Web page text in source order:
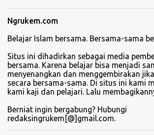
Ngrukem.com
Belajar Islam bersama. Bersama-sama
Situs ini dihadirkan sebagai media
bersama. Karena belajar bisa menjadi
menyenangkan dan menggembirakan
secara bersama-sama. Di situs ini kami
kami kaji dan pelajari. Lalu
Berniat ingin bergabung? Hubungi
redaksingrukem[@]gmail.com.